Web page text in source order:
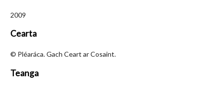
2009
Cearta
© Pléaráca. Gach Ceart ar Cosaint.
Teanga